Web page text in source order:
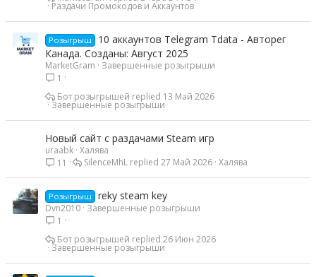
Раздачи Промокодов и Аккаунтов
Розыгрыш
10 аккаунтов Telegram Tdata - Авторег
Канада. Созданы: Август 2025
MarketGram
Завершенные розыгрыши
1
Завершенные розыгрыши
13 Май 2026
Бот розыгрышей
Новый сайт с раздачами Steam игр
uraabk Халява
11
Халява
27 Май 2026
SilenceMhL
Розыгрыш reky steam key
Dvn2010 Завершенные розыгрыши
1
Завершенные розыгрыши
26 Июн 2026
Бот розыгрышей